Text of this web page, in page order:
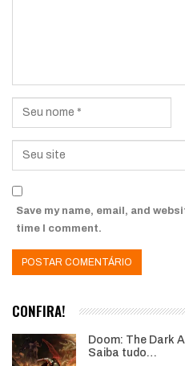
Save my name, email, and
time I comment.
CONFIRA!
Doom: The Dark
Saiba tudo…